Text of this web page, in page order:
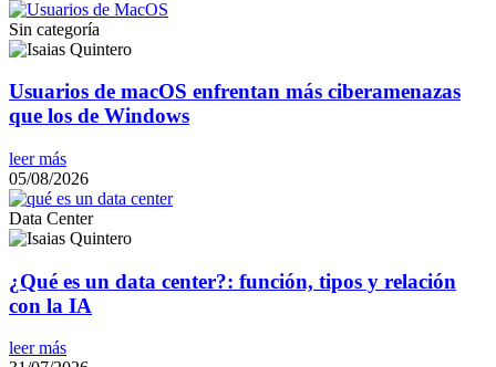
Sin categoría
Usuarios de macOS enfrentan más ciberamenazas
que los de Windows
leer más
05/08/2026
Data Center
¿Qué es un data center?: función, tipos y relación
con la IA
leer más